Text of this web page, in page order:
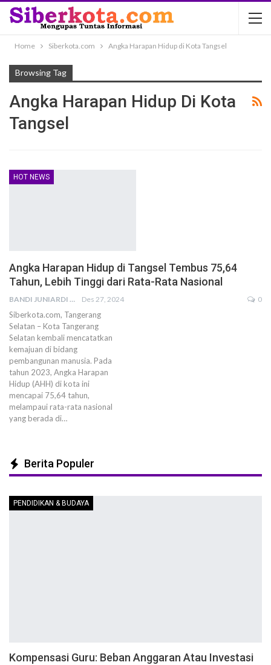
Home Siberkota.com Angka Harapan Hidup di Kota Tangsel
Browsing Tag
Angka Harapan Hidup Di Kota
Tangsel
HOT NEWS
Angka Harapan Hidup di Tangsel Tembus 75,64
Tahun, Lebih Tinggi dari Rata-Rata Nasional
BANDI JUNIARDI Des 27, 2024 0
Siberkota.com, Tangerang
Selatan – Kota Tangerang
Selatan kembali mencatatkan
kemajuan di bidang
pembangunan manusia. Pada
tahun 2023, Angka Harapan
Hidup (AHH) di kota ini
mencapai 75,64 tahun,
melampaui rata-rata nasional
yang berada di…
Berita Populer
PENDIDIKAN & BUDAYA
Kompensasi Guru: Beban Anggaran Atau Investasi